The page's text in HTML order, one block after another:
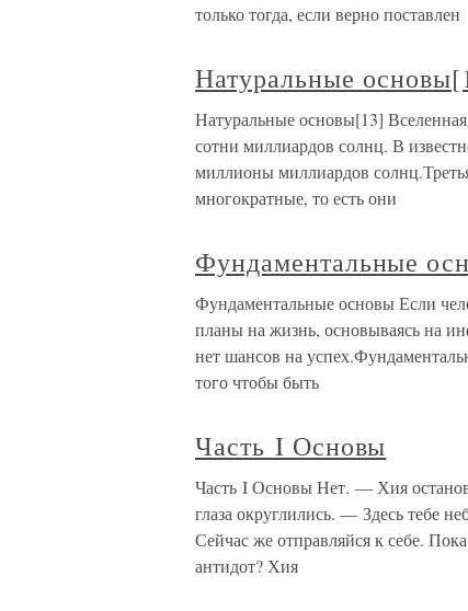
только тогда, если верно поставлен
Натуральные
Натуральные основы[13]
сотни миллиардов солнц. В
миллионы миллиардов
многократные, то есть они
Фундаментальные
Фундаментальные основы Если
планы на жизнь, основываясь на
нет шансов на
того чтобы быть
Часть I Основы
Часть I Основы Нет. — Хия
глаза округлились. — Здесь тебе
Сейчас же отправляйся к себе.
антидот? Хия